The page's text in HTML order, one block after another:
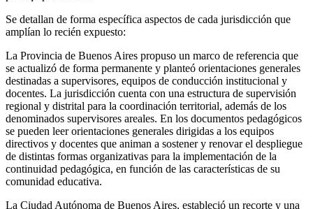
Se detallan de forma específica aspectos de cada jurisdicción que
amplían lo recién expuesto:
La Provincia de Buenos Aires propuso un marco de referencia que
se actualizó de forma permanente y planteó orientaciones generales
destinadas a supervisores, equipos de conducción institucional y
docentes. La jurisdicción cuenta con una estructura de supervisión
regional y distrital para la coordinación territorial, además de los
denominados supervisores areales. En los documentos pedagógicos
se pueden leer orientaciones generales dirigidas a los equipos
directivos y docentes que animan a sostener y renovar el despliegue
de distintas formas organizativas para la implementación de la
continuidad pedagógica, en función de las características de su
comunidad educativa.
La Ciudad Autónoma de Buenos Aires, estableció un recorte y una